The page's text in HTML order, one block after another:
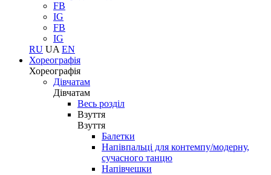
FB
IG
FB
IG
RU UA EN
Хореографія
Хореографія
Дівчатам
Дівчатам
Весь розділ
Взуття
Взуття
Балетки
Напівпальці для контемпу/модерну,
сучасного танцю
Напівчешки